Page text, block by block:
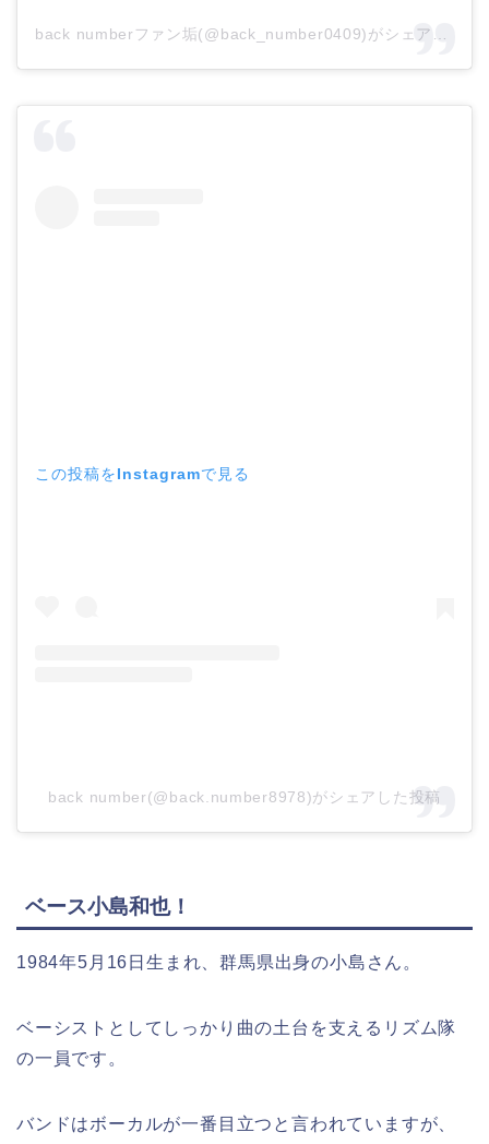
この投稿をInstagramで見る
back number(@back.number8978)がシェアした投稿
ベース小島和也！
1984年5月16日生まれ、群馬県出身の小島さん。
ベーシストとしてしっかり曲の土台を支えるリズム隊
の一員です。
バンドはボーカルが一番目立つと言われていますが、